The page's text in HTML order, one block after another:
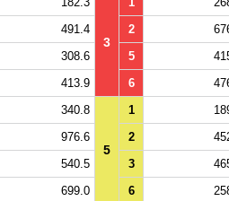
3
491.4 2
308.6 5
413.9 6
340.8
5
1
976.6 2
540.5 3
699.0 6